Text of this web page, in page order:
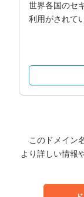
世界各国のセ
利用がされて
このドメイン
より詳しい情報